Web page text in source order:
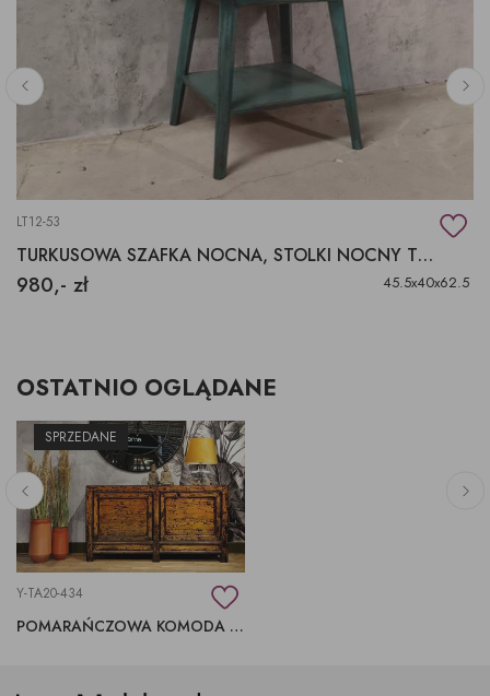
LT12-53
TURKUSOWA SZAFKA NOCNA, STOLKI NOCNY TURKUSOWY Z SZUFLADĄ
980,- zł 45.5x40x62.5
OSTATNIO OGLĄDANE
SPRZEDANE
Y-TA20-434
POMARAŃCZOWA KOMODA Z DRZWIAMI, ORYGINAŁ CHINY